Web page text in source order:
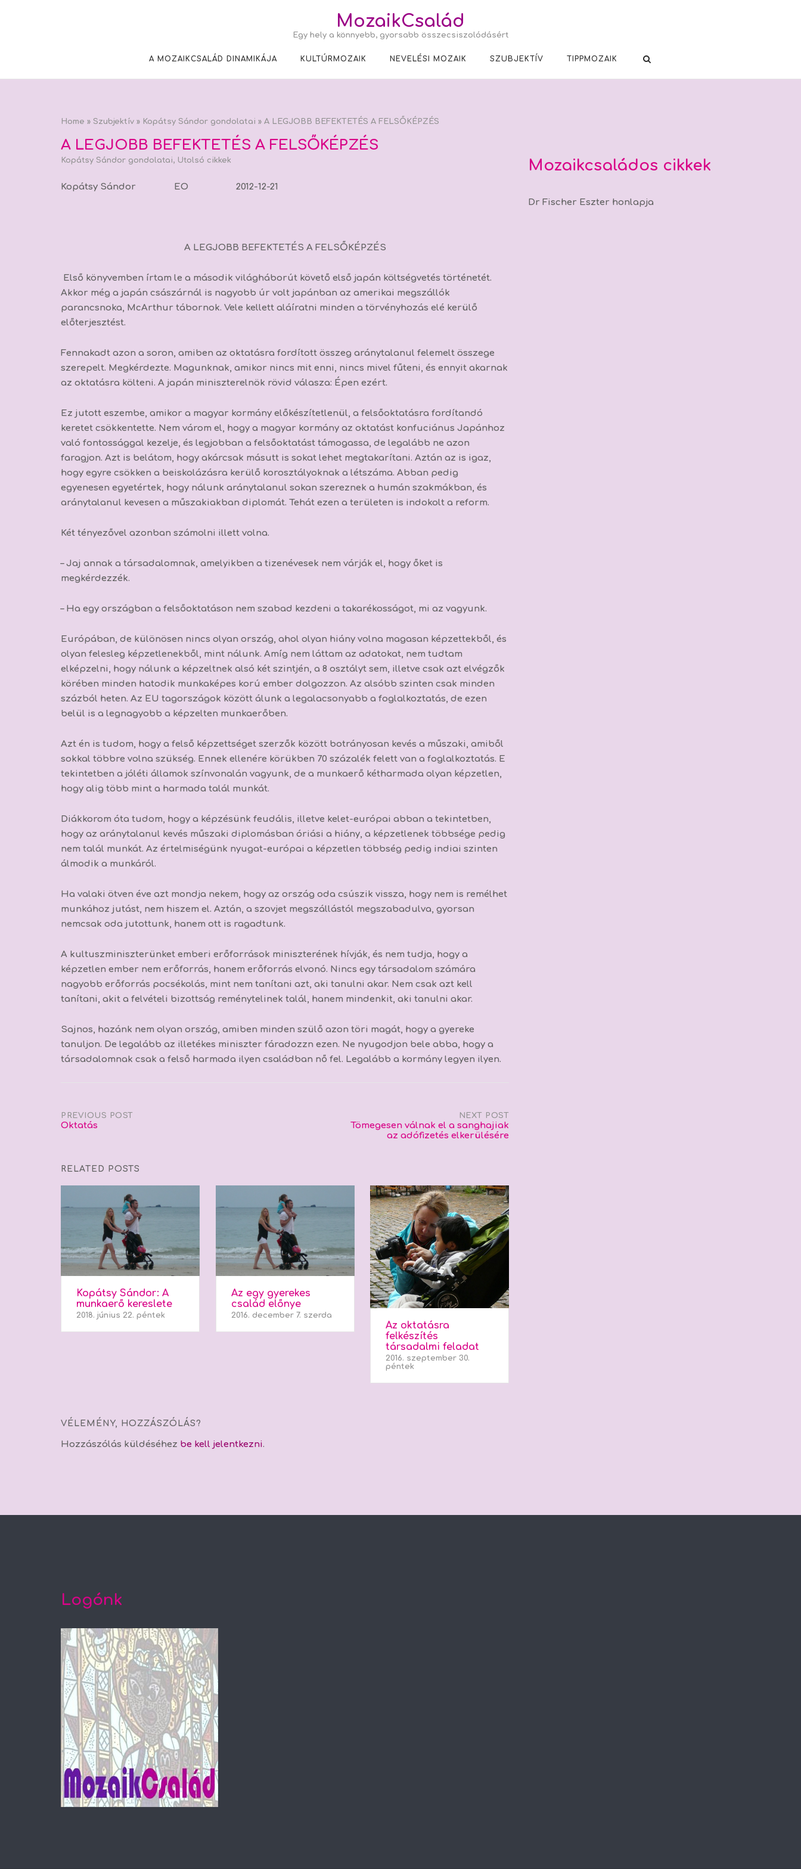
MozaikCsalád
Egy hely a könnyebb, gyorsabb összecsiszolódásért
A MOZAIKCSALÁD DINAMIKÁJA KULTÚRMOZAIK NEVELÉSI MOZAIK SZUBJEKTÍV TIPPMOZAIK
Home » Szubjektív » Kopátsy Sándor gondolatai » A LEGJOBB BEFEKTETÉS A FELSŐKÉPZÉS
A LEGJOBB BEFEKTETÉS A FELSŐKÉPZÉS
Kopátsy Sándor gondolatai, Utolsó cikkek
Kopátsy Sándor EO 2012-12-21
A LEGJOBB BEFEKTETÉS A FELSŐKÉPZÉS
Első könyvemben írtam le a második világháborút követő első japán költségvetés történetét.
Akkor még a japán császárnál is nagyobb úr volt japánban az amerikai megszállók
parancsnoka, McArthur tábornok. Vele kellett aláíratni minden a törvényhozás elé kerülő
előterjesztést.
Fennakadt azon a soron, amiben az oktatásra fordított összeg aránytalanul felemelt összege
szerepelt. Megkérdezte. Magunknak, amikor nincs mit enni, nincs mivel fűteni, és ennyit akarnak
az oktatásra költeni. A japán miniszterelnök rövid válasza: Épen ezért.
Ez jutott eszembe, amikor a magyar kormány előkészítetlenül, a felsőoktatásra fordítandó
keretet csökkentette. Nem várom el, hogy a magyar kormány az oktatást konfuciánus Japánhoz
való fontossággal kezelje, és legjobban a felsőoktatást támogassa, de legalább ne azon
faragjon. Azt is belátom, hogy akárcsak másutt is sokat lehet megtakarítani. Aztán az is igaz,
hogy egyre csökken a beiskolázásra kerülő korosztályoknak a létszáma. Abban pedig
egyenesen egyetértek, hogy nálunk aránytalanul sokan szereznek a humán szakmákban, és
aránytalanul kevesen a műszakiakban diplomát. Tehát ezen a területen is indokolt a reform.
Két tényezővel azonban számolni illett volna.
– Jaj annak a társadalomnak, amelyikben a tizenévesek nem várják el, hogy őket is
megkérdezzék.
– Ha egy országban a felsőoktatáson nem szabad kezdeni a takarékosságot, mi az vagyunk.
Európában, de különösen nincs olyan ország, ahol olyan hiány volna magasan képzettekből, és
olyan felesleg képzetlenekből, mint nálunk. Amíg nem láttam az adatokat, nem tudtam
elképzelni, hogy nálunk a képzeltnek alsó két szintjén, a 8 osztályt sem, illetve csak azt elvégzők
körében minden hatodik munkaképes korú ember dolgozzon. Az alsóbb szinten csak minden
százból heten. Az EU tagországok között álunk a legalacsonyabb a foglalkoztatás, de ezen
belül is a legnagyobb a képzelten munkaerőben.
Azt én is tudom, hogy a felső képzettséget szerzők között botrányosan kevés a műszaki, amiből
sokkal többre volna szükség. Ennek ellenére körükben 70 százalék felett van a foglalkoztatás. E
tekintetben a jóléti államok színvonalán vagyunk, de a munkaerő kétharmada olyan képzetlen,
hogy alig több mint a harmada talál munkát.
Diákkorom óta tudom, hogy a képzésünk feudális, illetve kelet-európai abban a tekintetben,
hogy az aránytalanul kevés műszaki diplomásban óriási a hiány, a képzetlenek többsége pedig
nem talál munkát. Az értelmiségünk nyugat-európai a képzetlen többség pedig indiai szinten
álmodik a munkáról.
Ha valaki ötven éve azt mondja nekem, hogy az ország oda csúszik vissza, hogy nem is remélhet
munkához jutást, nem hiszem el. Aztán, a szovjet megszállástól megszabadulva, gyorsan
nemcsak oda jutottunk, hanem ott is ragadtunk.
A kultuszminiszterünket emberi erőforrások miniszterének hívják, és nem tudja, hogy a
képzetlen ember nem erőforrás, hanem erőforrás elvonó. Nincs egy társadalom számára
nagyobb erőforrás pocsékolás, mint nem tanítani azt, aki tanulni akar. Nem csak azt kell
tanítani, akit a felvételi bizottság reménytelinek talál, hanem mindenkit, aki tanulni akar.
Sajnos, hazánk nem olyan ország, amiben minden szülő azon töri magát, hogy a gyereke
tanuljon. De legalább az illetékes miniszter fáradozzn ezen. Ne nyugodjon bele abba, hogy a
társadalomnak csak a felső harmada ilyen családban nő fel. Legalább a kormány legyen ilyen.
Post
PREVIOUS POST
Oktatás
NEXT POST
Tömegesen válnak el a sanghajiak
az adófizetés elkerülésére
RELATED POSTS
Kopátsy Sándor: A
munkaerő kereslete
2018. június 22. péntek
Az egy gyerekes
család előnye
2016. december 7. szerda
Az oktatásra
felkészítés
társadalmi feladat
2016. szeptember 30.
péntek
VÉLEMÉNY, HOZZÁSZÓLÁS?
Hozzászólás küldéséhez be kell jelentkezni.
Mozaikcsaládos cikkek
Dr Fischer Eszter honlapja
Logónk